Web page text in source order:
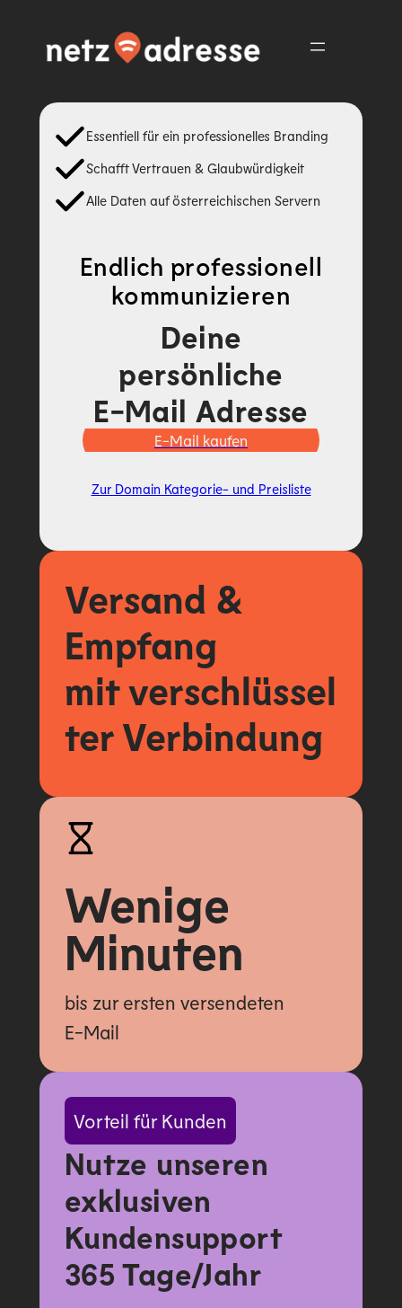
springen
Essentiell für ein professionelles Branding
Schafft Vertrauen & Glaubwürdigkeit
Alle Daten auf österreichischen Servern
Endlich professionell
kommunizieren
Deine
persönliche
E-Mail Adresse
E-Mail kaufen
Zur Domain Kategorie- und Preisliste
Versand &
Empfang
mitverschlüssel
ter Verbindung
Wenige
Minuten
bis zur ersten versendeten
E-Mail
Vorteil für Kunden
Nutze unseren
exklusiven
Kundensupport
365 Tage/Jahr